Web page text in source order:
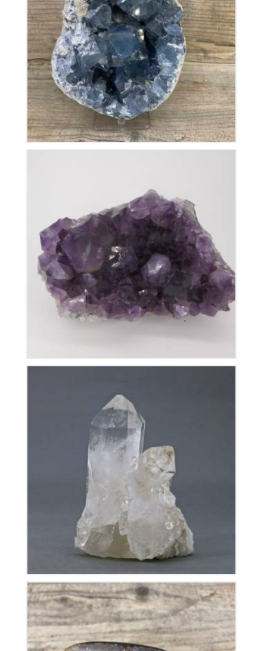
Géode de Célestine
200€
Améthyste du Brésil
110 €
Cristal de Roche
€